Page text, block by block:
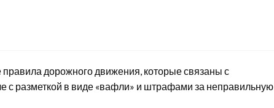
дорожного движения, которые связаны с
с разметкой в виде «вафли» и штрафами за неправильную